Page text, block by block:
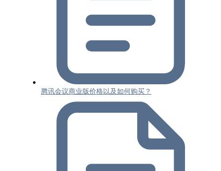
腾讯会议商业版价格以及如何购买？